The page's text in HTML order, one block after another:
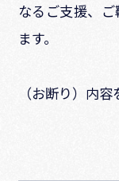
なるご支援、
ます。
（お断り）内